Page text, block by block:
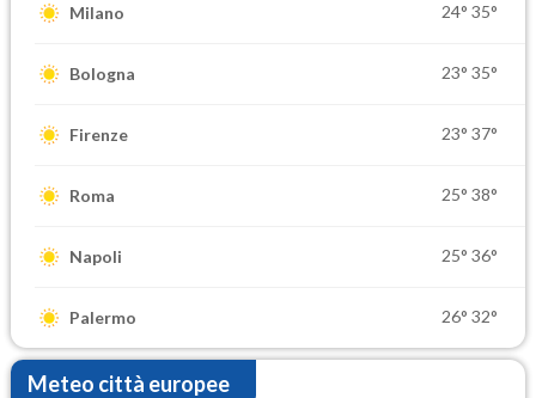
Milano 24° 35°
Bologna 23° 35°
Firenze 23° 37°
Roma 25° 38°
Napoli 25° 36°
Palermo 26° 32°
Meteo città europee